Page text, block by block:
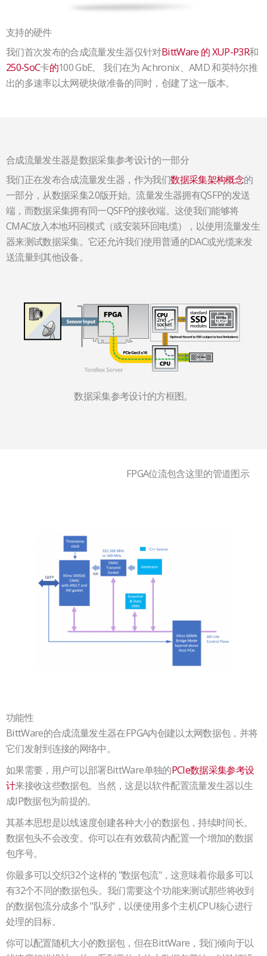
支持的硬件
我们首次发布的合成流量发生器仅针对BittWare 的 XUP-P3R和
250-SoC卡的100 GbE。 我们在为 Achronix、AMD 和英特尔推
出的多速率以太网硬块做准备的同时，创建了这一版本。
合成流量发生器是数据采集参考设计的一部分
我们正在发布合成流量发生器，作为我们数据采集架构概念的
一部分，从数据采集2.0版开始。流量发生器拥有QSFP的发送
端，而数据采集拥有同一QSFP的接收端。这使我们能够将
CMAC放入本地环回模式（或安装环回电缆），以使用流量发生
器来测试数据采集。它还允许我们使用普通的DAC或光缆来发
送流量到其他设备。
数据采集参考设计的方框图。
FPGA位流包含这里的管道图示
功能性
BittWare的合成流量发生器在FPGA内创建以太网数据包，并将
它们发射到连接的网络中。
如果需要，用户可以部署BittWare单独的PCIe数据采集参考设
计来接收这些数据包。当然，这是以软件配置流量发生器以生
成IP数据包为前提的。
其基本思想是以线速度创建各种大小的数据包，持续时间长。
数据包头不会改变。你可以在有效载荷内配置一个增加的数据
包序号。
你最多可以交织32个这样的 "数据包流"，这意味着你最多可以
有32个不同的数据包头。我们需要这个功能来测试那些将收到
的数据包流分成多个 "队列"，以便使用多个主机CPU核心进行
处理的目标。
你可以配置随机大小的数据包，但在BittWare，我们倾向于以